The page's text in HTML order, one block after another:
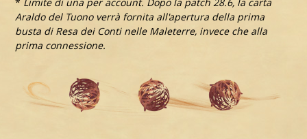
Araldo del Tuono verrà fornita all'apertura della prima
busta di Resa dei Conti nelle Maleterre, invece che alla
prima connessione.